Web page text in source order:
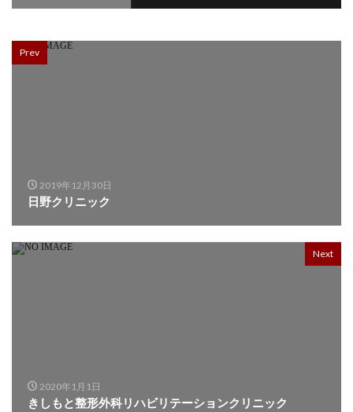
Prev
2019年12月30日
日野クリニック
Next
2020年1月1日
きしもと整形外科リハビリテーションクリニック